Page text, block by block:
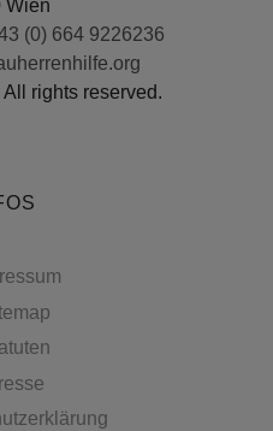
Wien
(0) 664 9226236
rights reserved.